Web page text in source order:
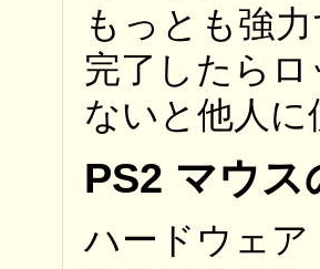
もっとも強
完了したら
ないと他人
PS2 マウス
ハードウェ